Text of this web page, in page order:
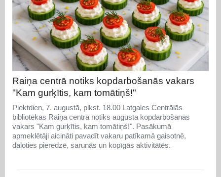
Raiņa centrā notiks kopdarbošanās vakars
"Kam gurķītis, kam tomātiņš!"
Piektdien, 7. augustā, plkst. 18.00 Latgales Centrālās
bibliotēkas Raiņa centrā notiks augusta kopdarbošanās
vakars "Kam gurķītis, kam tomātiņš!". Pasākumā
apmeklētāji aicināti pavadīt vakaru patīkamā gaisotnē,
daloties pieredzē, sarunās un kopīgās aktivitātēs.